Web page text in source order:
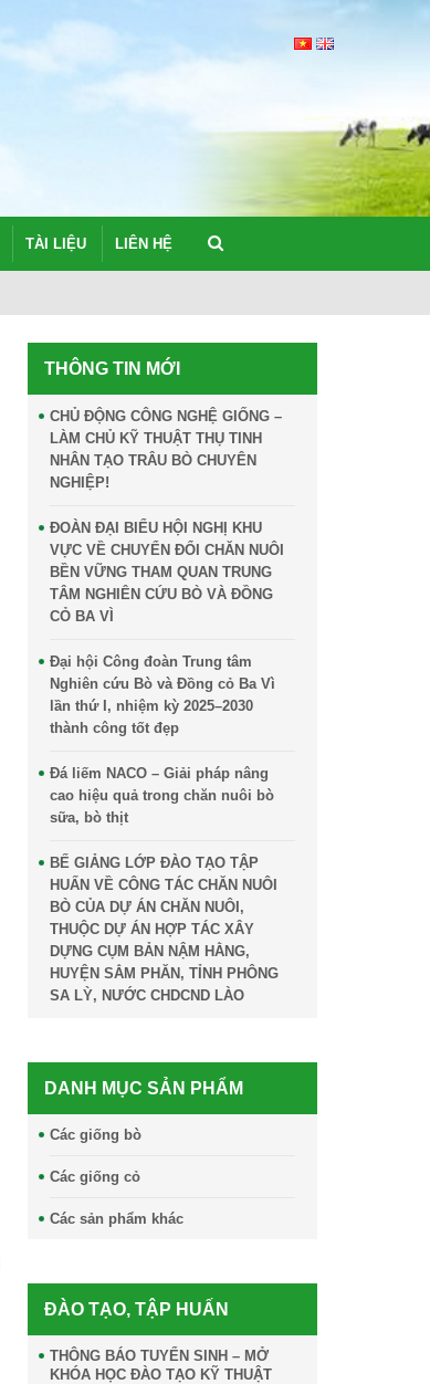
TÀI LIỆU LIÊN HỆ
THÔNG TIN MỚI
CHỦ ĐỘNG CÔNG NGHỆ GIỐNG –
LÀM CHỦ KỸ THUẬT THỤ TINH
NHÂN TẠO TRÂU BÒ CHUYÊN
NGHIỆP!
ĐOÀN ĐẠI BIỂU HỘI NGHỊ KHU
VỰC VỀ CHUYỂN ĐỔI CHĂN NUÔI
BỀN VỮNG THAM QUAN TRUNG
TÂM NGHIÊN CỨU BÒ VÀ ĐỒNG
CỎ BA VÌ
Đại hội Công đoàn Trung tâm
Nghiên cứu Bò và Đồng cỏ Ba Vì
lần thứ I, nhiệm kỳ 2025–2030
thành công tốt đẹp
Đá liếm NACO – Giải pháp nâng
cao hiệu quả trong chăn nuôi bò
sữa, bò thịt
BẾ GIẢNG LỚP ĐÀO TẠO TẬP
HUẤN VỀ CÔNG TÁC CHĂN NUÔI
BÒ CỦA DỰ ÁN CHĂN NUÔI,
THUỘC DỰ ÁN HỢP TÁC XÂY
DỰNG CỤM BẢN NẬM HẰNG,
HUYỆN SẲM PHĂN, TỈNH PHÔNG
SA LỲ, NƯỚC CHDCND LÀO
DANH MỤC SẢN PHẨM
Các giống bò
Các giống cỏ
Các sản phẩm khác
ĐÀO TẠO, TẬP HUẤN
THÔNG BÁO TUYỂN SINH – MỞ
KHÓA HỌC ĐÀO TẠO KỸ THUẬT